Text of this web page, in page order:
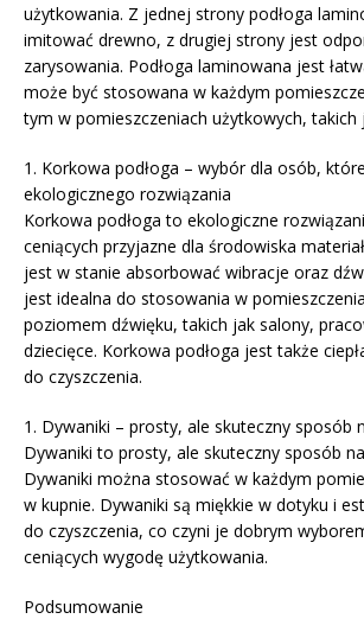
użytkowania. Z jednej strony podłoga
imitować drewno, z drugiej strony jest
zarysowania. Podłoga laminowana jest
może być stosowana w każdym
tym w pomieszczeniach użytkowych, takich
1. Korkowa podłoga – wybór dla osób,
ekologicznego rozwiązania
Korkowa podłoga to ekologiczne
ceniących przyjazne dla środowiska
jest w stanie absorbować wibracje oraz
jest idealna do stosowania w
poziomem dźwięku, takich jak salony,
dziecięce. Korkowa podłoga jest także
do czyszczenia.
1. Dywaniki – prosty, ale skuteczny sposób
Dywaniki to prosty, ale skuteczny sposób
Dywaniki można stosować w każdym
w kupnie. Dywaniki są miękkie w dotyku i
do czyszczenia, co czyni je dobrym
ceniących wygodę użytkowania.
Podsumowanie